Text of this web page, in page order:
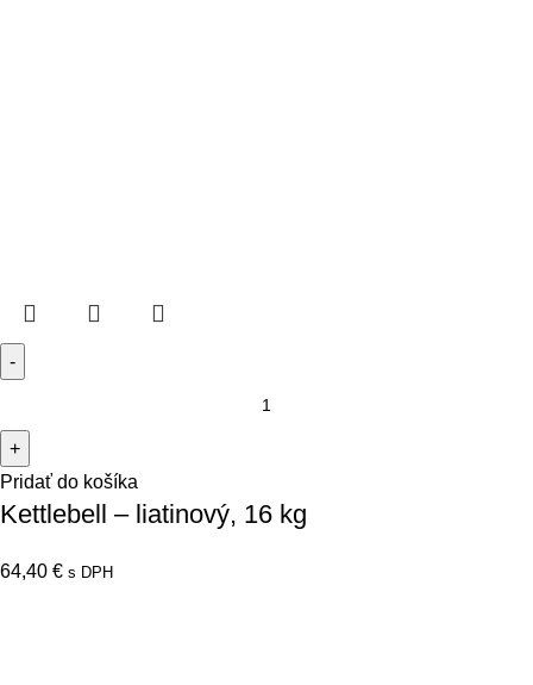
Pridať do košíka
Kettlebell – liatinový, 16 kg
64,40 € s DPH